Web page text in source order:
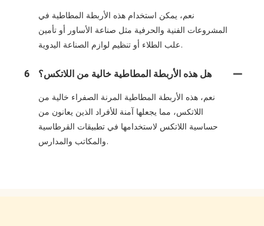
نعم، يمكن استخدام هذه الأربطة المطاطية في
المشروعات الفنية والحرفية مثل صناعة الأساور أو تأمين
علب الطلاء أو تنظيم لوازم الصناعة اليدوية.
6 هل هذه الأربطة المطاطية خالية من اللاتكس؟
نعم، هذه الأربطة المطاطية المرنة الصفراء خالية من
اللاتكس، مما يجعلها آمنة للأفراد الذين يعانون من
حساسية اللاتكس لاستخدامها في تطبيقات القرطاسية
والمكاتب والمدارس.